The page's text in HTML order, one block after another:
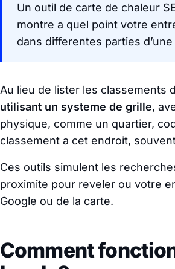
Un outil de carte de chaleur
montre a quel point votre
dans differentes parties
Au lieu de lister les classements
utilisant un systeme de grille,
physique, comme un quartier,
classement a cet endroit,
Ces outils simulent les
proximite pour reveler ou votre
Google ou de la carte.
Comment